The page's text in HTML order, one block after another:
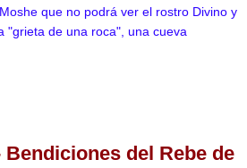
que no podrá ver el rostro Divino y
"grieta de una roca", una cueva
del Rebe de